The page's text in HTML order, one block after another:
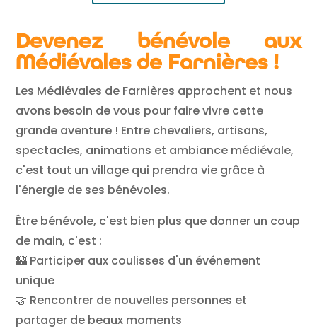
Devenez bénévole aux
Médiévales de Farnières !
Les Médiévales de Farnières approchent et nous
avons besoin de vous pour faire vivre cette
grande aventure ! Entre chevaliers, artisans,
spectacles, animations et ambiance médiévale,
c'est tout un village qui prendra vie grâce à
l'énergie de ses bénévoles.
Être bénévole, c'est bien plus que donner un coup
de main, c'est :
🏰 Participer aux coulisses d'un événement
unique
🤝 Rencontrer de nouvelles personnes et
partager de beaux moments